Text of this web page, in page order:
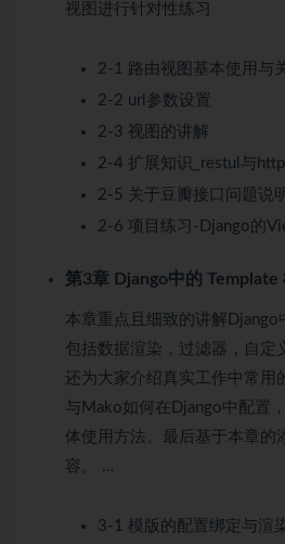
视图进行针对性练习
2-1 路由视图基本使用与
2-2 url参数设置
2-3 视图的讲解
2-4 扩展知识_restul与
2-5 关于豆瓣接口问题说
2-6 项目练习-Django的
第3章 Django中的 Template
本章重点且细致的讲解Django
包括数据渲染，过滤器，自定
还为大家介绍真实工作中常用
与Mako如何在Django中配置
体使用方法。最后基于本章的
容。 …
3-1 模版的配置绑定与渲